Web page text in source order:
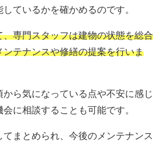
ているかを確かめるのです。
専門スタッフは建物の状態を総合
テナンスや修繕の提案を行いま
ら気になっている点や不安に感じ
に相談することも可能です。
まとめられ、今後のメンテナンス